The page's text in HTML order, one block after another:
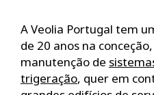
A Veolia Portugal tem
de 20 anos na
manutenção de
trigeração, quer em